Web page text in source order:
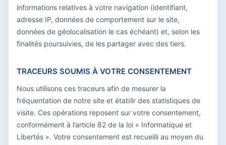
informations relatives à votre navigation (identifiant,
adresse IP, données de comportement sur le site,
données de géolocalisation le cas échéant) et, selon les
finalités poursuivies, de les partager avec des tiers.
TRACEURS SOUMIS À VOTRE CONSENTEMENT
Nous utilisons ces traceurs afin de mesurer la
fréquentation de notre site et établir des statistiques de
visite. Ces opérations reposent sur votre consentement,
conformément à l’article 82 de la loi « Informatique et
Libertés ». Votre consentement est recueilli au moyen du